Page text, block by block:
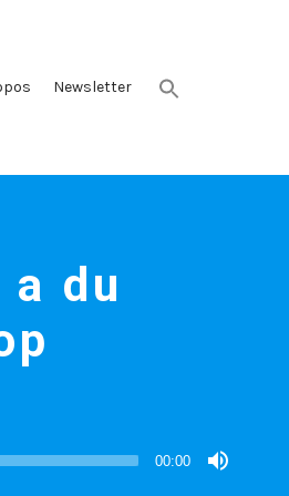
Newsletter
du
00:00